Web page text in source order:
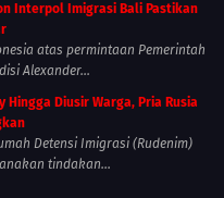
Interpol Imigrasi Bali Pastikan
atas permintaan Pemerintah
Alexander...
Hingga Diusir Warga, Pria Rusia
Detensi Imigrasi (Rudenim)
tindakan...